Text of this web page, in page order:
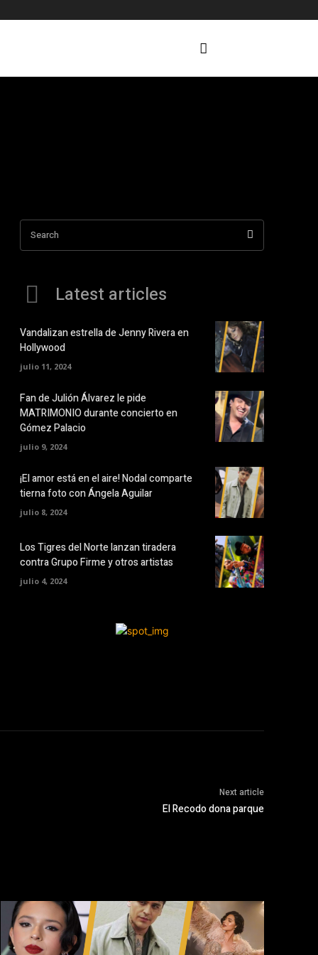
Search
Latest articles
Vandalizan estrella de Jenny Rivera en
Hollywood
julio 11, 2024
Fan de Julión Álvarez le pide
MATRIMONIO durante concierto en
Gómez Palacio
julio 9, 2024
¡El amor está en el aire! Nodal comparte
tierna foto con Ángela Aguilar
julio 8, 2024
Los Tigres del Norte lanzan tiradera
contra Grupo Firme y otros artistas
julio 4, 2024
Next article
El Recodo dona parque